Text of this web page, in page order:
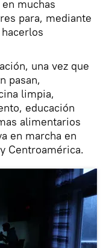
muchas
para, mediante
una vez que
pasan,
limpia,
educación
alimentarios
en marcha en
Centroamérica.